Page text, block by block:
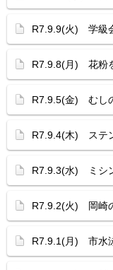
R7.9.9(火) 学級
R7.9.8(月) 花粉
R7.9.5(金) むし
R7.9.4(木) ステ
R7.9.3(水) ミシ
R7.9.2(火) 岡崎
R7.9.1(月) 市水